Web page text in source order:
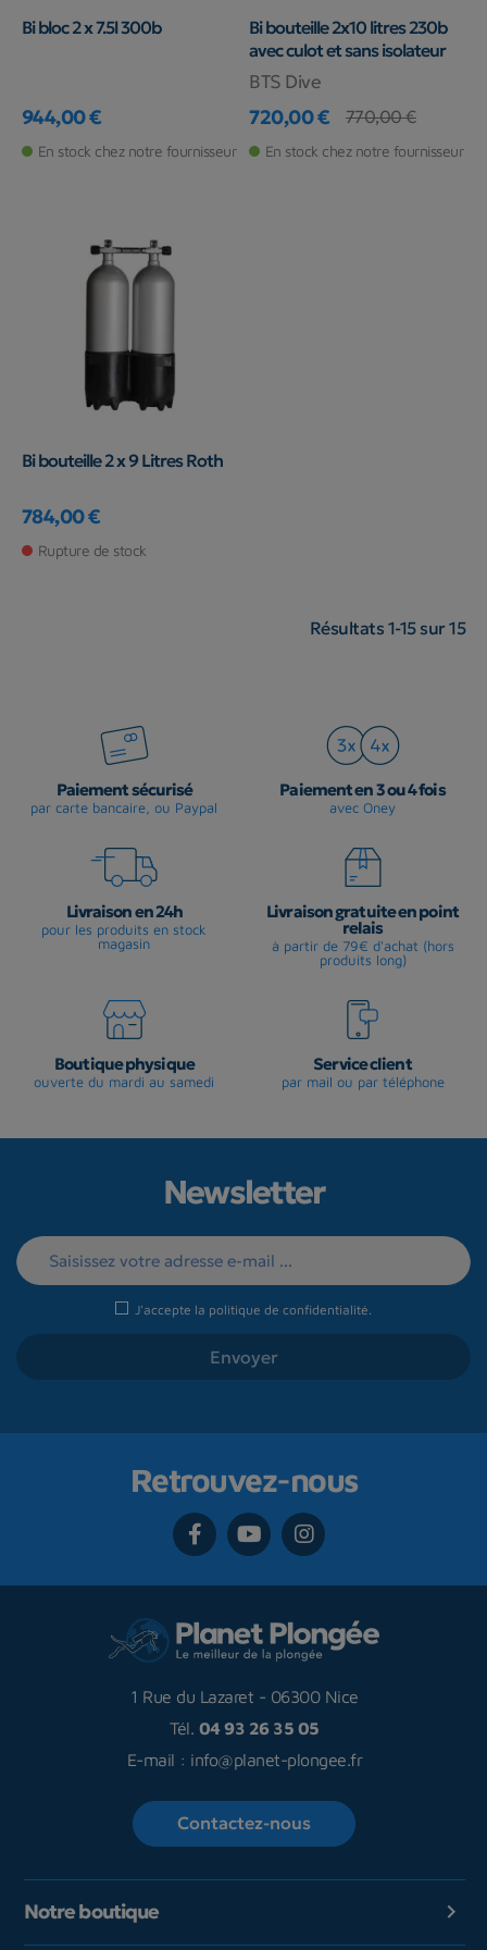
Bi bloc 2 x 7.5l 300b
Prix
944,00 €
En stock chez notre fournisseur
Bi bouteille 2x10 litres 230b
avec culot et sans isolateur
BTS Dive
Prix
720,00 €
Prix de base
770,00 €
En stock chez notre fournisseur
Bi bouteille 2 x 9 Litres Roth
Prix
784,00 €
Rupture de stock
Résultats 1-15 sur 15
Paiement sécurisé
par carte bancaire, ou Paypal
Paiement en 3 ou 4 fois
avec Oney
Livraison en 24h
pour les produits en stock
magasin
Livraison gratuite en point
relais
à partir de 79€ d'achat (hors
produits long)
Boutique physique
ouverte du mardi au samedi
Service client
par mail ou par téléphone
Newsletter
J'accepte la politique de confidentialité
Retrouvez-nous
1 Rue du Lazaret - 06300 Nice
Tél. 04 93 26 35 05
E-mail : info@planet-plongee.fr
Contactez-nous
Notre boutique 